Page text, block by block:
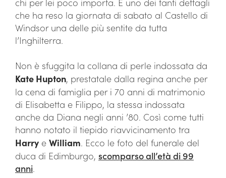
che ha reso la giornata di sabato al Castello di
Windsor una delle più sentite da tutta
l’Inghilterra.
Non è sfuggita la collana di perle indossata da
Kate Hupton, prestatale dalla regina anche per
la cena di famiglia per i 70 anni di matrimonio
di Elisabetta e Filippo, la stessa indossata
anche da Diana negli anni ’80. Così come tutti
hanno notato il tiepido riavvicinamento tra
Harry e William. Ecco le foto del funerale del
duca di Edimburgo, scomparso all’età di 99
anni.